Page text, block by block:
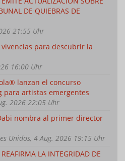
DE QUIEBRAS DE
21:55 Uhr
para descubrir la
16:00 Uhr
lanzan el concurso
para artistas emergentes
2026 22:05 Uhr
nombra al primer director
Unidos, 4 Aug. 2026 19:15 Uhr
LA INTEGRIDAD DE